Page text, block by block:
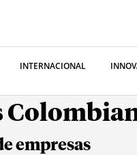
INTERNACIONAL
empresas